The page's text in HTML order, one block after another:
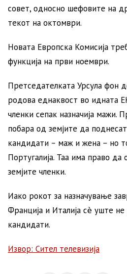
совет, односно шефовите на
текот на октомври.
Новата Европска Комисија
функција на први ноември.
Претседателката Урсула фон
родова еднаквост во идната
членки сепак назначија мажи.
побара од земјите да
кандидати – маж и жена – но
Португалија. Таа има право
земјите членки.
Иако рокот за назначување
Франција и Италија сѐ уште
кандидати.
Извор: Сител телевизија